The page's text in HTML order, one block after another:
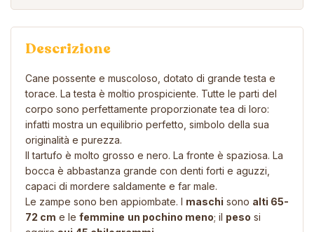
Descrizione
Cane possente e muscoloso, dotato di grande testa e
torace. La testa è moltio prospiciente. Tutte le parti del
corpo sono perfettamente proporzionate tea di loro:
infatti mostra un equilibrio perfetto, simbolo della sua
originalità e purezza.
Il tartufo è molto grosso e nero. La fronte è spaziosa. La
bocca è abbastanza grande con denti forti e aguzzi,
capaci di mordere saldamente e far male.
Le zampe sono ben appiombate. I maschi sono alti 65-
72 cm e le femmine un pochino meno; il peso si